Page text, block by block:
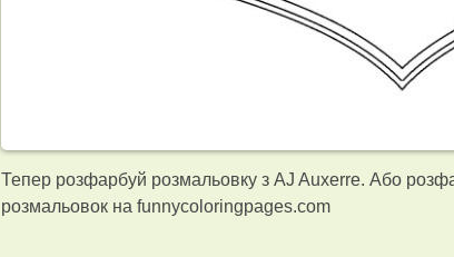
Тепер розфарбуй розмальовку з AJ Auxerre. Або
розмальовок на funnycoloringpages.com